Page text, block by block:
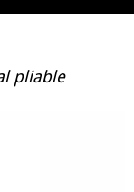
pliable